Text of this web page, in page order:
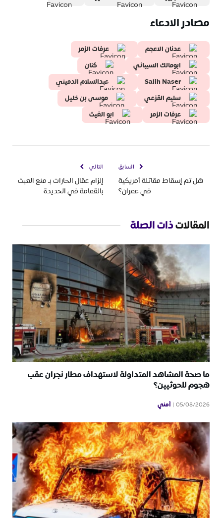
مصادر الادعاء
عدنان الاعجم
عرفات الزمر
ابومالك السيباني
كنان
Salih Naser
عبدالسلام الدميني
سليم القزعي
موسى بن خليل
عرفات الزمر
ابو الغيث
السابق
هل تم إسقاط مقاتلة أمريكية
في عمران؟
التالي
إلزام عقال الحارات بـ منع العبث
بالقمامة في الحديدة
المقالاتذات الصلة
ما صحة المشاهد المتداولة لاستهداف مطار نجران عقب
هجوم للحوثيين؟
05/08/2026 أمني